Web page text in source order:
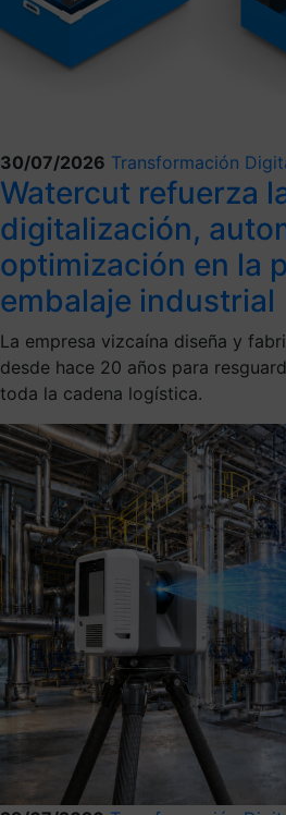
30/07/2026 Transformación
Watercut refuerza
digitalización,
optimización en la
embalaje industrial
La empresa vizcaína diseña y
desde hace 20 años para
toda la cadena logística.